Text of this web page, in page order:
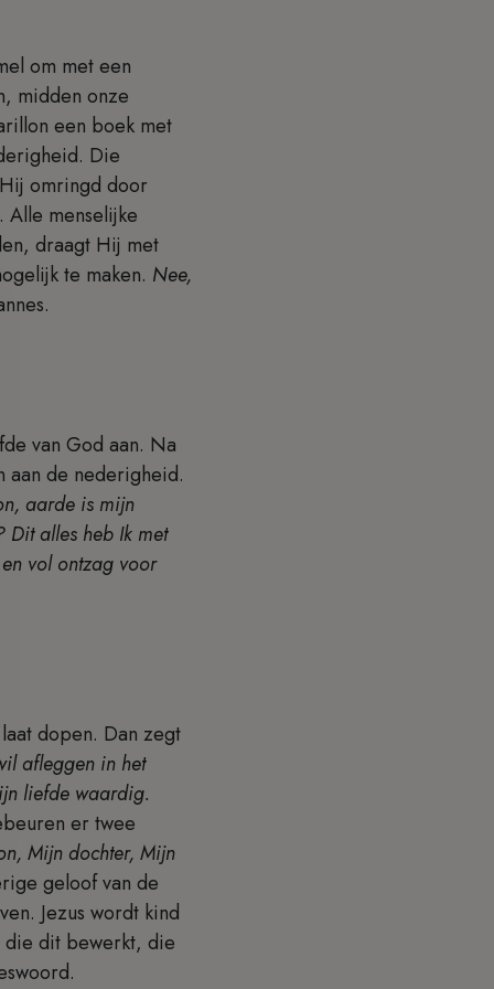
om met een
midden onze
een boek met
Die
omringd door
Alle menselijke
draagt Hij met
te maken. Nee,
van God aan. Na
aan de nederigheid.
aarde is mijn
alles heb Ik met
vol ontzag voor
dopen. Dan zegt
afleggen in het
liefde waardig.
er twee
Mijn dochter, Mijn
geloof van de
Jezus wordt kind
die dit bewerkt, die